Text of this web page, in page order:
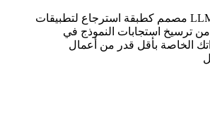
مصمم كطبقة استرجاع لتطبيقات LLM، حتى
ترسيخ استجابات النموذج في
الخاصة بأقل قدر من أعمال